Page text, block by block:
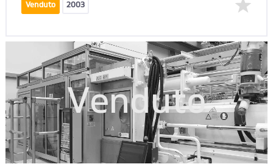
Venduto 2003
Venduto